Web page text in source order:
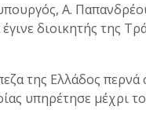
Α.
διοικητής της
της Ελλάδος
υπηρέτησε μέχρι